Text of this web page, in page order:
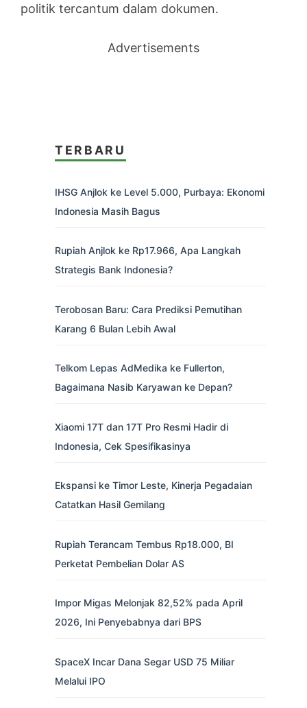
politik tercantum dalam dokumen.
Advertisements
TERBARU
IHSG Anjlok ke Level 5.000, Purbaya: Ekonomi
Indonesia Masih Bagus
Rupiah Anjlok ke Rp17.966, Apa Langkah
Strategis Bank Indonesia?
Terobosan Baru: Cara Prediksi Pemutihan
Karang 6 Bulan Lebih Awal
Telkom Lepas AdMedika ke Fullerton,
Bagaimana Nasib Karyawan ke Depan?
Xiaomi 17T dan 17T Pro Resmi Hadir di
Indonesia, Cek Spesifikasinya
Ekspansi ke Timor Leste, Kinerja Pegadaian
Catatkan Hasil Gemilang
Rupiah Terancam Tembus Rp18.000, BI
Perketat Pembelian Dolar AS
Impor Migas Melonjak 82,52% pada April
2026, Ini Penyebabnya dari BPS
SpaceX Incar Dana Segar USD 75 Miliar
Melalui IPO